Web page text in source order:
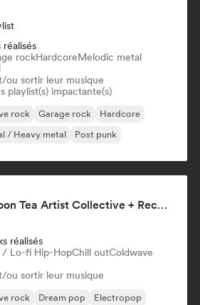
rockHardcoreMelodic metal
ou sortir leur musique
playlist(s) impactante(s)
rock Garage rock
Hardcore
/ Heavy metal Post punk
◉Afternoon Tea Artist Collective + Record Label◉
réalisés
/ Lo-fi Hip-HopChill outColdwave
ou sortir leur musique
rock Dream pop
Electropop